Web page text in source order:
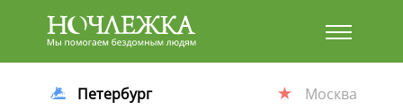
Баннер
Петербург Москва